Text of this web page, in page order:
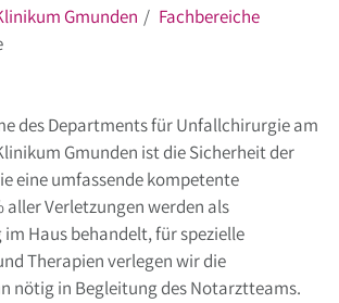
Gmunden
Fachbereiche
des Departments für Unfallchirurgie am
Gmunden ist die Sicherheit der
eine umfassende kompetente
aller Verletzungen werden als
Haus behandelt, für spezielle
Therapien verlegen wir die
nötig in Begleitung des Notarztteams.